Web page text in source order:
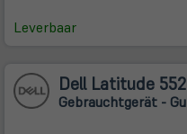
Leverbaar
Dell Latitude
Gebrauchtgerät -